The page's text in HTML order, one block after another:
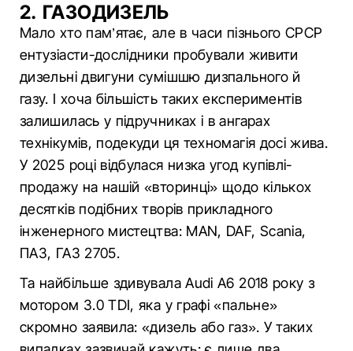
2. ГАЗОДИЗЕЛЬ
Мало хто пам’ятає, але в часи пізнього СРСР
ентузіасти-дослідники пробували живити
дизельні двигуни сумішшю дизпального й
газу. І хоча більшість таких експериментів
залишилась у підручниках і в ангарах
технікумів, подекуди ця техномагія досі жива.
У 2025 році відбулася низка угод купівлі-
продажу на нашій «вторинці» щодо кількох
десятків подібних творів прикладного
інженерного мистецтва: MAN, DAF, Scania,
ПАЗ, ГАЗ 2705.
Та найбільше здивувала Audi A6 2018 року з
мотором 3.0 TDI, яка у графі «пальне»
скромно заявила: «дизель або газ». У таких